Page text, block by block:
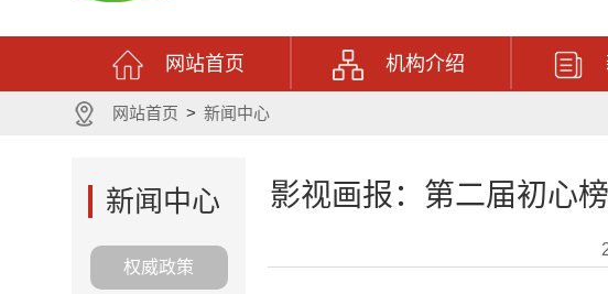
网站首页 机构介绍
网站首页 > 新闻中心
影视画报：第二届初心
新闻中心
权威政策